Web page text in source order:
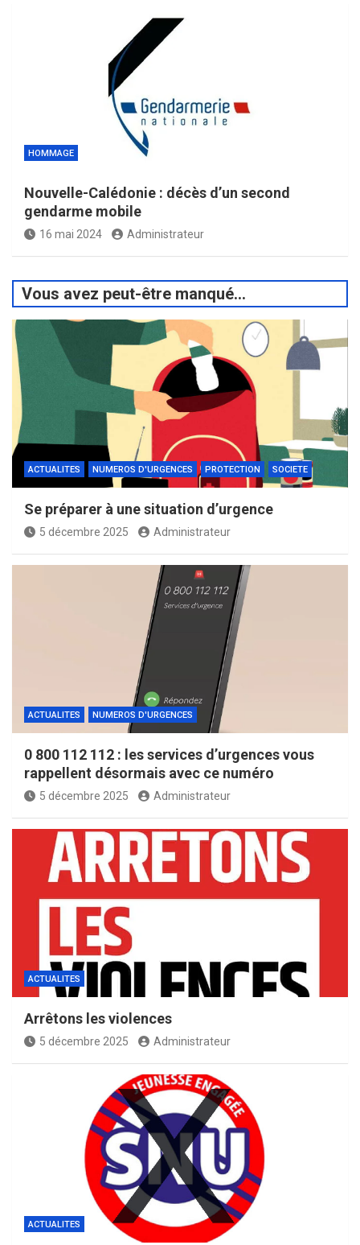
HOMMAGE
Nouvelle-Calédonie : décès d’un second
gendarme mobile
16 mai 2024 Administrateur
Vous avez peut-être manqué...
ACTUALITES NUMEROS D'URGENCES PROTECTION SOCIETE
Se préparer à une situation d’urgence
5 décembre 2025 Administrateur
ACTUALITES NUMEROS D'URGENCES
0 800 112 112 : les services d’urgences vous
rappellent désormais avec ce numéro
5 décembre 2025 Administrateur
ACTUALITES
Arrêtons les violences
5 décembre 2025 Administrateur
ACTUALITES